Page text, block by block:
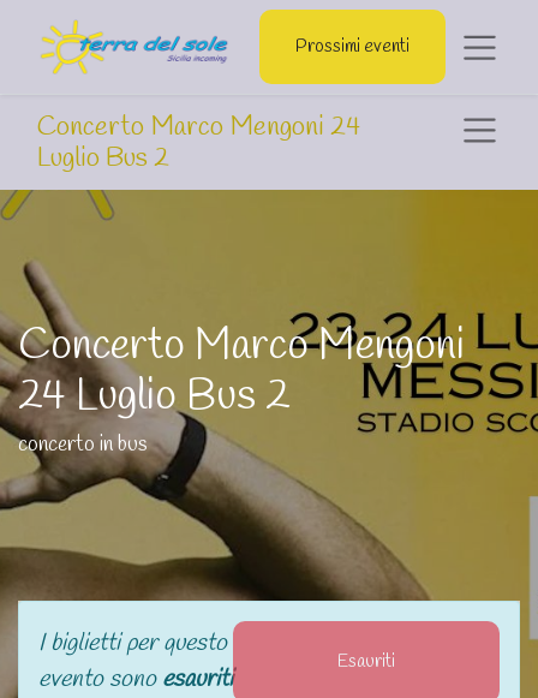
Prossimi eventi
Concerto Marco Mengoni 24
Luglio Bus 2
Concerto Marco Mengoni
24 Luglio Bus 2
concerto in bus
I biglietti per questo
evento sonoesauriti
Esauriti